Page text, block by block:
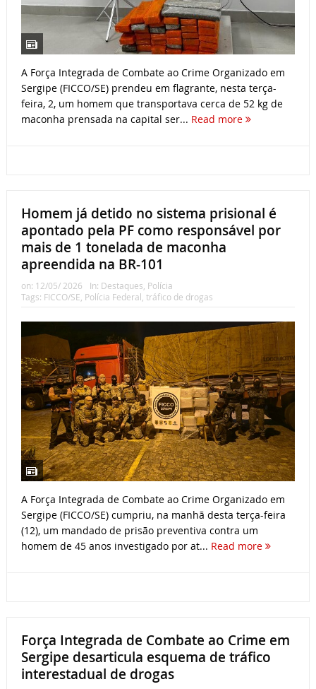
A Força Integrada de Combate ao Crime Organizado em
Sergipe (FICCO/SE) prendeu em flagrante, nesta terça-
feira, 2, um homem que transportava cerca de 52 kg de
maconha prensada na capital ser... Read more
Homem já detido no sistema prisional é
apontado pela PF como responsável por
mais de 1 tonelada de maconha
apreendida na BR-101
on: 12/05/ 2026 In: Destaques Polícia
Tags: FICCO/SE Polícia Federal tráfico de drogas
A Força Integrada de Combate ao Crime Organizado em
Sergipe (FICCO/SE) cumpriu, na manhã desta terça-feira
(12), um mandado de prisão preventiva contra um
homem de 45 anos investigado por at... Read more
Força Integrada de Combate ao Crime em
Sergipe desarticula esquema de tráfico
interestadual de drogas